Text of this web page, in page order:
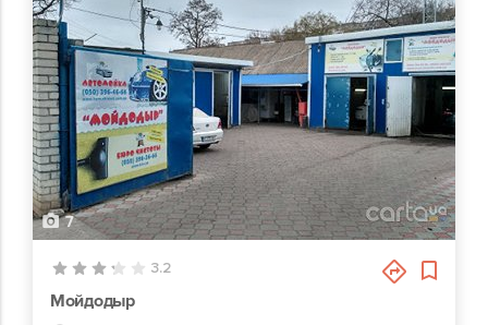
7
3.2
Мойдодыр